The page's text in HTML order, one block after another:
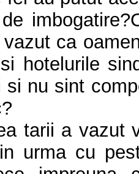
ca
hotelurile
si nu sint
tarii a vazut
urma cu